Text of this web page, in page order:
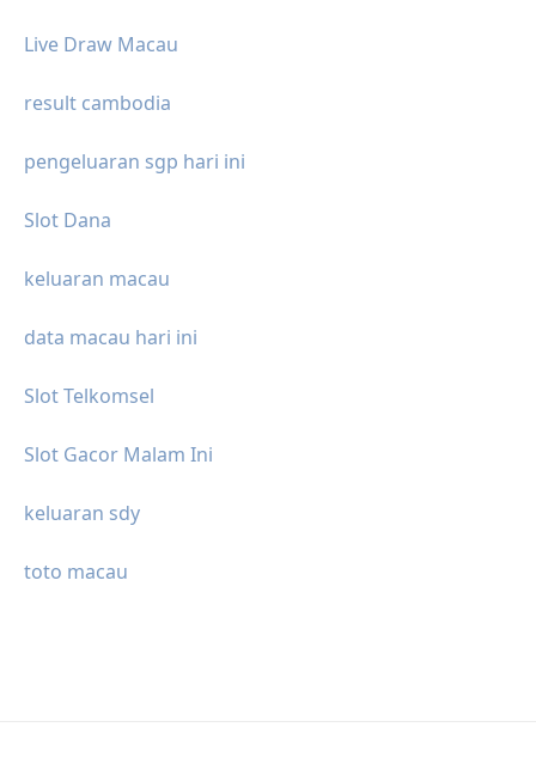
Live Draw Macau
result cambodia
pengeluaran sgp hari ini
Slot Dana
keluaran macau
data macau hari ini
Slot Telkomsel
Slot Gacor Malam Ini
keluaran sdy
toto macau